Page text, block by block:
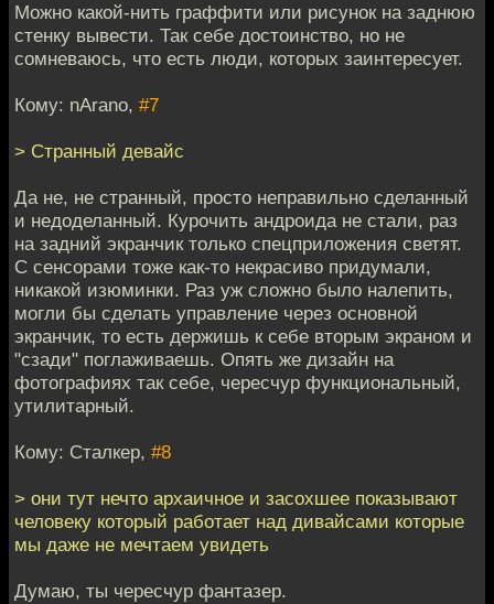
Можно какой-нить граффити или рисунок на заднюю
стенку вывести. Так себе достоинство, но не
сомневаюсь, что есть люди, которых заинтересует.
Кому: nArano, #7
> Странный девайс
Да не, не странный, просто неправильно сделанный
и недоделанный. Курочить андроида не стали, раз
на задний экранчик только спецприложения светят.
С сенсорами тоже как-то некрасиво придумали,
никакой изюминки. Раз уж сложно было налепить,
могли бы сделать управление через основной
экранчик, то есть держишь к себе вторым экраном и
"сзади" поглаживаешь. Опять же дизайн на
фотографиях так себе, чересчур функциональный,
утилитарный.
Кому: Сталкер, #8
> они тут нечто архаичное и засохшее показывают
человеку который работает над дивайсами которые
мы даже не мечтаем увидеть
Думаю, ты чересчур фантазер.